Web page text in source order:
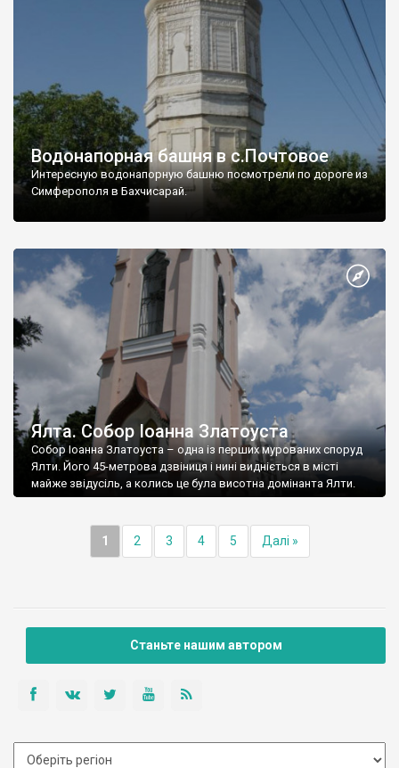
Водонапорная башня в с.Почтовое
Интересную водонапорную башню посмотрели по дороге из
Симферополя в Бахчисарай.
Ялта. Собор Іоанна Златоуста
Собор Іоанна Златоуста – одна із перших мурованих споруд
Ялти. Його 45-метрова дзвіниця і нині видніється в місті
майже звідусіль, а колись це була висотна домінанта Ялти.
1 2 3 4 5 Далі »
Станьте нашим автором